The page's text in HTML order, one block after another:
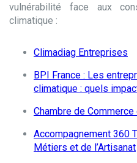
vulnérabilité face aux
climatique :
Climadiag Entreprises
BPI France : Les
climatique : quels
Chambre de Commerce
Accompagnement 360
Métiers et de l’Artisanat